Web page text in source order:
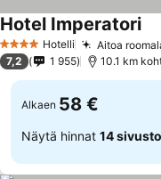
4 Tähtiluokitus
Hotelli Aitoa
Hotel Imperatori
7,2 1 955 10.1 km
Alkaen 58 €
Näytä hinnat 14